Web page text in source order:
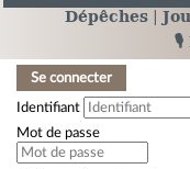
Dépêches
🎙️
Se connecter
Identifiant
Mot de passe